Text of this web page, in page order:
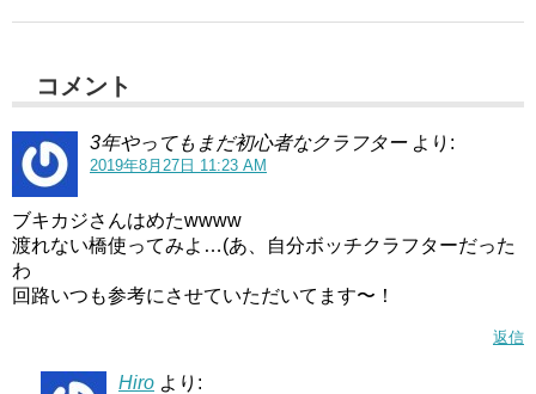
コメント
3年やってもまだ初心者なクラフター より:
2019年8月27日 11:23 AM
ブキカジさんはめたwwww
渡れない橋使ってみよ…(あ、自分ボッチクラフターだった
わ
回路いつも参考にさせていただいてます〜！
返信
Hiro より: